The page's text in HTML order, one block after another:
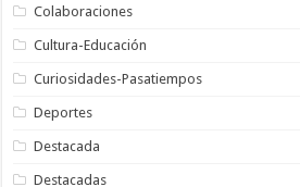
Colaboraciones
Cultura-Educación
Curiosidades-Pasatiempos
Deportes
Destacada
Destacadas